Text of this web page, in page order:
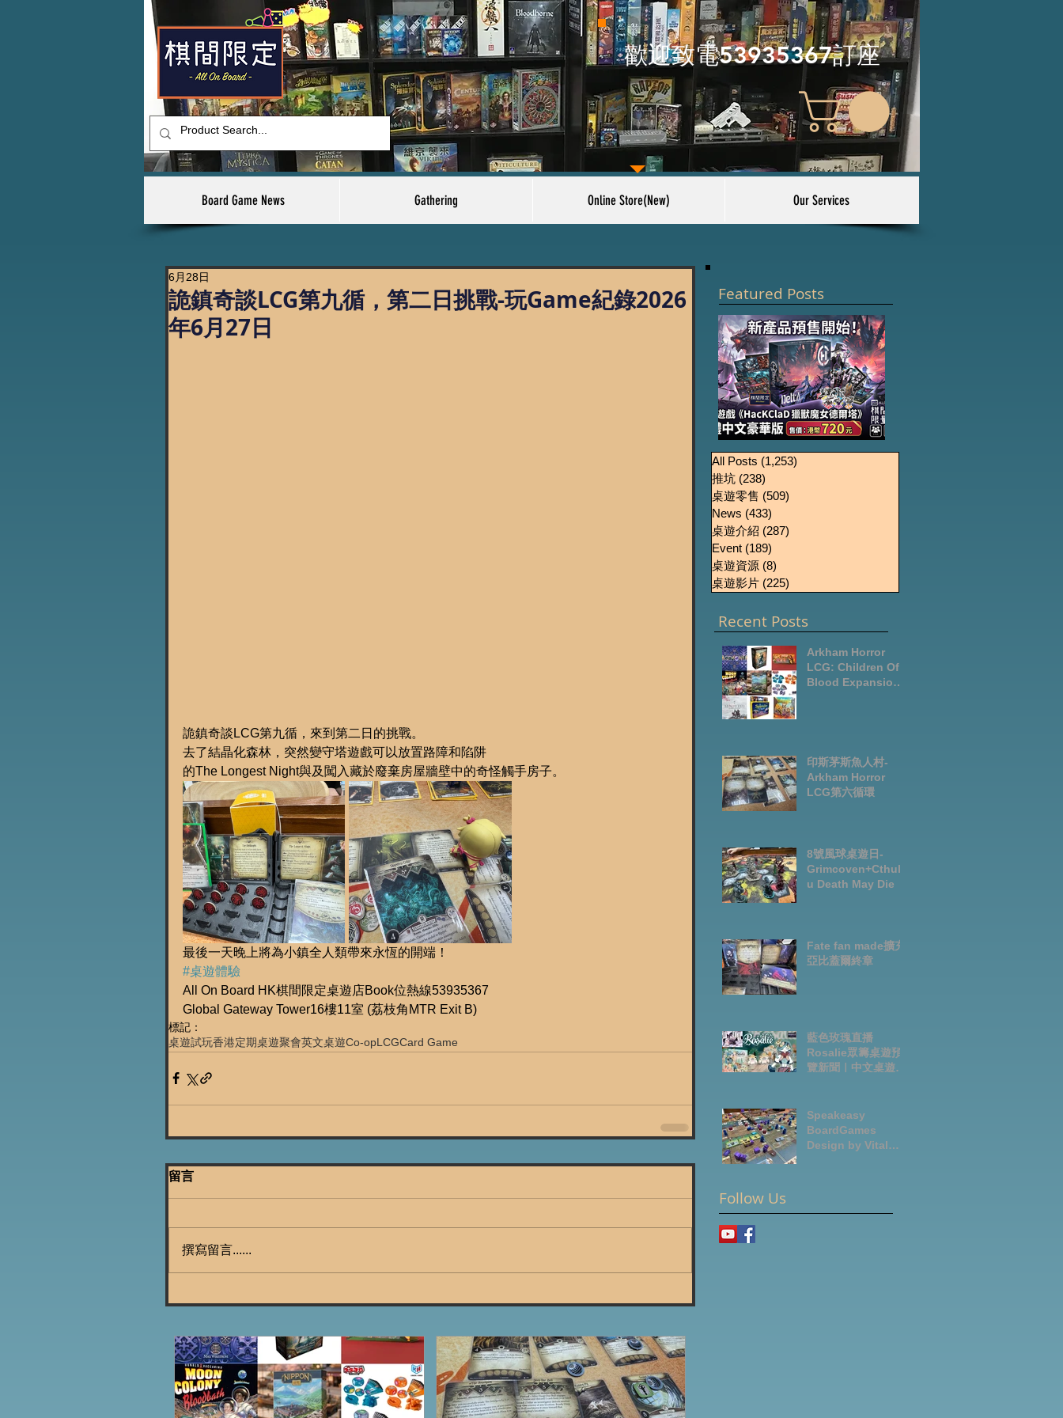
​歡迎致電53935367訂座
Board Game News Gathering Online Store(New) Our Services
詭鎮奇談LCG第九循，第二日挑戰-玩Game紀錄2026
年6月27日
6月28日
詭鎮奇談LCG第九循，來到第二日的挑戰。
去了結晶化森林，突然變守塔遊戲可以放置路障和陷阱
的The Longest Night與及闖入藏於廢棄房屋牆壁中的奇怪觸手房子。
最後一天晚上將為小鎮全人類帶來永恆的開端！
#桌遊體驗
All On Board HK棋間限定桌遊店Book位熱線53935367
Global Gateway Tower16樓11室 (荔枝角MTR Exit B)
標記：
桌遊試玩香港定期桌遊聚會英文桌遊Co-opLCGCard Game
留言
撰寫留言......
Featured Posts
《HacKClaD獵獸魔女
德爾塔》繁體中文豪
華版開放預售
All Posts (1,253)
推坑 (238)
桌遊零售 (509)
News (433)
桌遊介紹 (287)
Event (189)
桌遊資源 (8)
桌遊影片 (225)
Recent Posts
Arkham Horror
LCG: Children Of
Blood Expansion
印斯茅斯魚人村-
Arkham Horror
LCG第六循環
8號風球桌遊日-
Grimcoven+Cthulh
u Death May Die
Fate fan made擴充-
亞比蓋爾終章
藍色玫瑰直播
Rosalie眾籌桌遊預
覽新聞｜中文桌遊節
Speakeasy
BoardGames
Design by Vital
Follow Us